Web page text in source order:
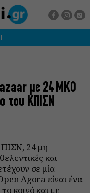
με 24 ΜΚΟ
του ΚΠΙΣΝ
24 μη
και
σε μία
Agora είναι ένα
κοινό και με